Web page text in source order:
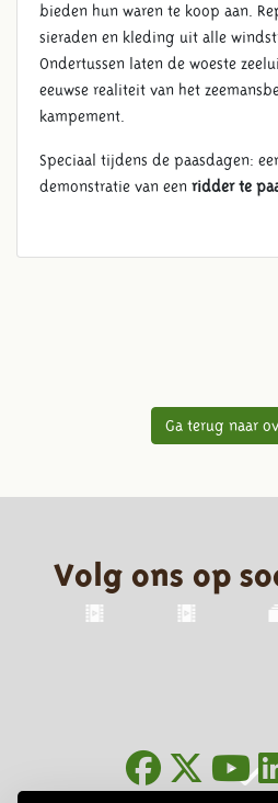
bieden hun waren te koop aan.
sieraden en kleding uit alle
Ondertussen laten de woeste
eeuwse realiteit van het
kampement.
Speciaal tijdens de paasdagen:
demonstratie van een ridder te
Ga terug naar
Volg ons op